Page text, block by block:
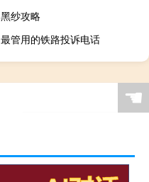
黑纱攻略
最管用的铁路投诉电话
☚